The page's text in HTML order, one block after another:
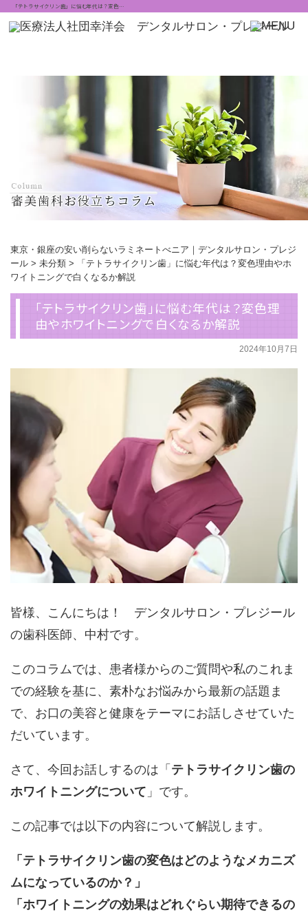
「テトラサイクリン歯」に悩む年代は？変色…
東京・銀座の安い削らないラミネートべニア｜デンタルサロン・プレジ
ール> 未分類>
「テトラサイクリン歯」に悩む年代は？変色理由やホ
ワイトニングで白くなるか解説
「テトラサイクリン歯」に悩む年代は？変色理
由やホワイトニングで白くなるか解説
2024年10月7日
皆様、こんにちは！ デンタルサロン・プレジール
の歯科医師、中村です。
このコラムでは、患者様からのご質問や私のこれま
での経験を基に、素朴なお悩みから最新の話題ま
で、お口の美容と健康をテーマにお話しさせていた
だいています。
さて、今回お話しするのは「 テトラサイクリン歯の
ホワイトニングについて 」です。
この記事では以下の内容について解説します。
「テトラサイクリン歯の変色はどのようなメカニズ
ムになっているのか？」
「ホワイトニングの効果はどれぐらい期待できるの